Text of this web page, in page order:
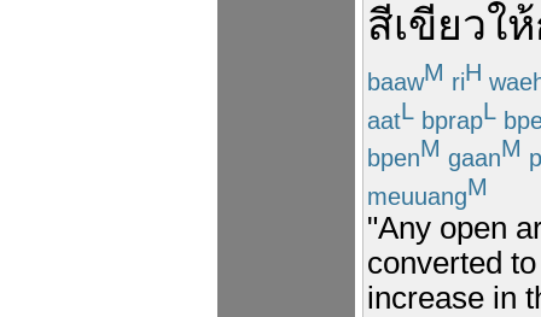
สีเขียวให้
baawM riH
aatL bprapL
bpenM gaanM
meuuangM
"Any open
converted
increase in